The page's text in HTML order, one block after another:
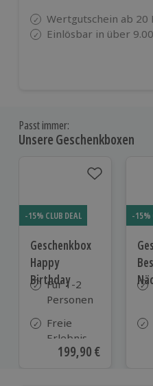
Wertgutschein ab
Einlösbar in über
Passt immer:
Unsere Geschenkboxen
-15% CLUB DEAL
Geschenkbox
Happy
Birthday
Für 1-2
Personen
Freie
Erlebnis-
Auswahl
Aktueller Preis
199,90 €
-15%